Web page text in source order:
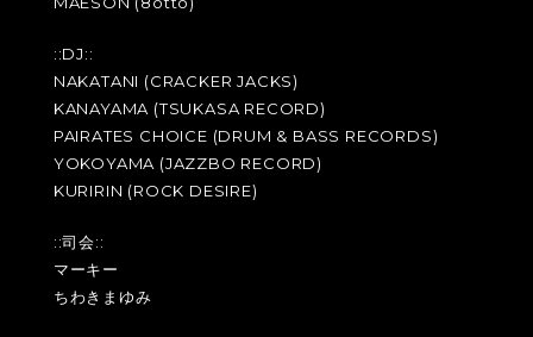
::DJ::
NAKATANI (CRACKER JACKS)
KANAYAMA (TSUKASA RECORD)
PAIRATES CHOICE (DRUM & BASS RECORDS)
YOKOYAMA (JAZZBO RECORD)
KURIRIN (ROCK DESIRE)
::司会::
マーキー
ちわきまゆみ